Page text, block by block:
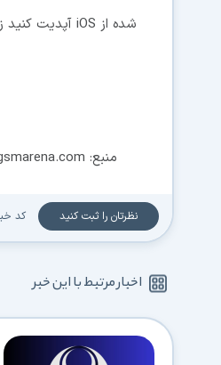
شده از iOS آپدیت کنید زیرا این باگ به اندازه کافی مشکلات به وجود آورده است.
منبع: gsmarena.com
نظرتان را ثبت کنید کد خبر:
اخبار مرتبط با این خبر